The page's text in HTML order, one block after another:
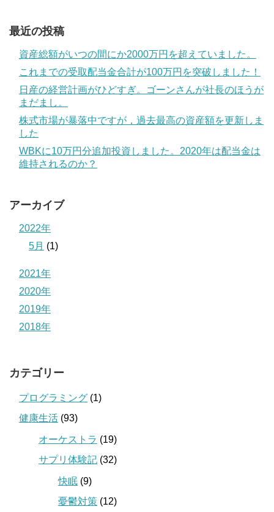
最近の投稿
資産総額がいつの間にか2000万円を超えていました。
これまでの受取配当金合計が100万円を突破しました！
日産の経営計画がひどすぎ。ゴーンさんが社長のほうが
まだまし。
株式市場が暴落中ですが，過去最高の資産額を更新しま
した
WBKに10万円分追加投資しました。2020年は配当金は
維持されるのか？
アーカイブ
2022年
5月 (1)
2021年
2020年
2019年
2018年
カテゴリー
プログラミング (1)
健康生活 (93)
オーケストラ (19)
サプリ体験記 (32)
快眠 (9)
憂鬱対策 (12)